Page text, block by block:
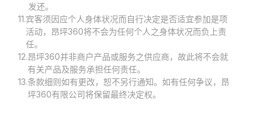
发还。
11.宾客须因应个人身体状况而自行决定是否适宜参加是项
活动，昂坪360将不会为任何个人之身体状况而负上责
任。
12.昂坪360并非商户产品或服务之供应商，故此将不会就
有关产品及服务承担任何责任。
13.条款细则如有更改，恕不另行通知。如有任何争议，昂
坪360有限公司将保留最终决定权。